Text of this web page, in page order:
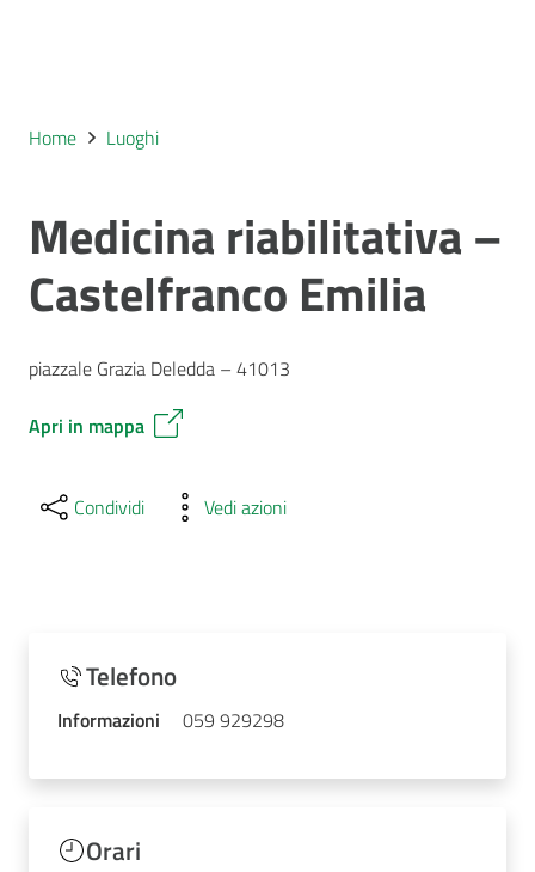
Home Luoghi
Medicina riabilitativa –
Castelfranco Emilia
piazzale Grazia Deledda – 41013
Apri in mappa
Condividi Vedi azioni
Telefono
Informazioni 059 929298
Orari